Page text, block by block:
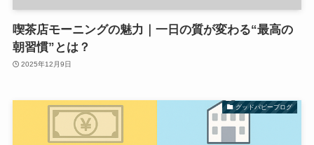
喫茶店モーニングの魅力｜一日の質が変わる“最高の
朝習慣”とは？
2025年12月9日
グッドパピーブログ